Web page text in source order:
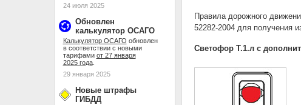
24 июля 2025
Обновлен
калькулятор ОСАГО
Калькулятор ОСАГО обновлен
в соответствии с новыми
тарифами от 27 января
2025 года.
29 января 2025
Новые штрафы
ГИБДД
Правила дорожного
52282-2004 для получения
Светофор Т.1.л с